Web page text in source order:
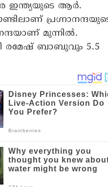
ഇന്ത്യയുടെ ആർ.
മുന്നിൽ.
രമേഷ് ബാബുവും 5.5